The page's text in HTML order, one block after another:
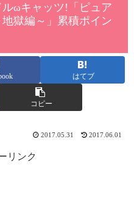
ルωキャッツ!「ピュア
獄編～」累積ポイン
はてブ
コピー
2017.05.31 2017.06.01
リンク